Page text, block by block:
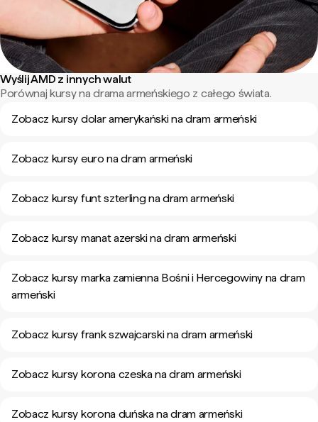
Wyślij AMD z innych walut
Porównaj kursy na drama armeńskiego z całego świata.
Zobacz kursy dolar amerykański na dram armeński
Zobacz kursy euro na dram armeński
Zobacz kursy funt szterling na dram armeński
Zobacz kursy manat azerski na dram armeński
Zobacz kursy marka zamienna Bośni i Hercegowiny na dram
armeński
Zobacz kursy frank szwajcarski na dram armeński
Zobacz kursy korona czeska na dram armeński
Zobacz kursy korona duńska na dram armeński